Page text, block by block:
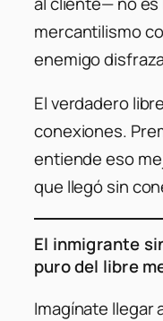
mercantilismo
enemigo
El verdadero
conexiones.
entiende eso
que llegó sin
El inmigrante
puro del libre
Imagínate llegar